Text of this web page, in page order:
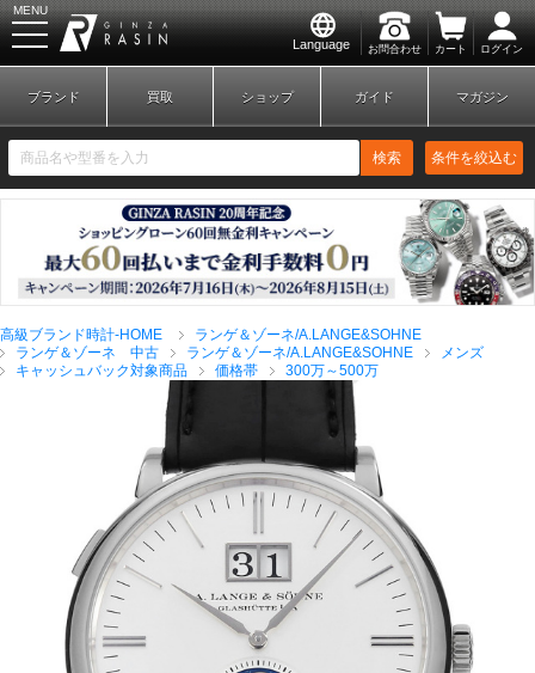
Language お問合わせ カート ログイン
MENU
新規会員登録 ログイン
ブランドから探す
全てのブランドを見
る
ロレックス
パテック
フィリップ
ブランド 買取 ショップ ガイド マガジン
検索 条件を絞込む
高級ブランド時計-HOME
ランゲ＆ゾーネ/A.LANGE&SOHNE
ランゲ＆ゾーネ 中古
ランゲ＆ゾーネ/A.LANGE&SOHNE
メンズ
キャッシュバック対象商品
価格帯 300万～500万